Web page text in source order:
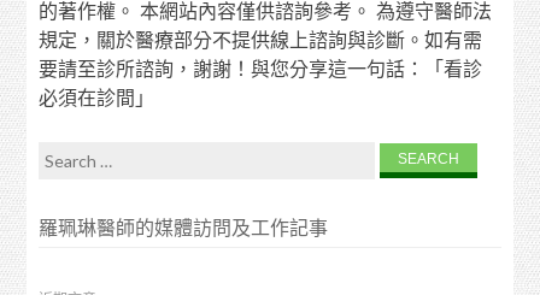
的著作權。 本網站內容僅供諮詢參考。 為遵守醫師法
規定，關於醫療部分不提供線上諮詢與診斷。如有需
要請至診所諮詢，謝謝！與您分享這一句話：「看診
必須在診間」
Search for:
羅珮琳醫師的媒體訪問及工作記事